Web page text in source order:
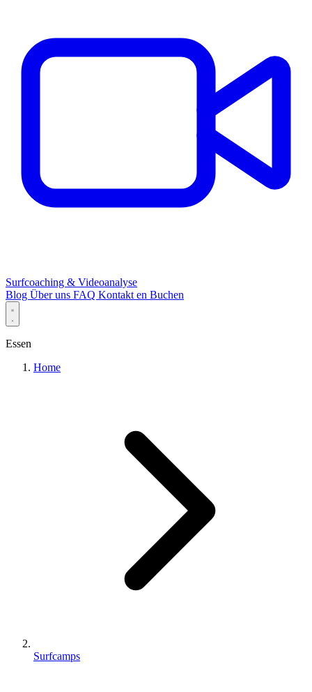
Surfcoaching & Videoanalyse
Blog Über uns FAQ Kontakten Buchen
Essen
Home
Surfcamps